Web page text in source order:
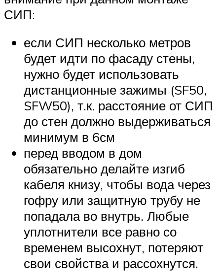
СИП:
если СИП несколько метров
будет идти по фасаду стены,
нужно будет использовать
дистанционные зажимы (SF50,
SFW50), т.к. расстояние от СИП
до стен должно выдерживаться
минимум в 6см
перед вводом в дом
обязательно делайте изгиб
кабеля книзу, чтобы вода через
гофру или защитную трубу не
попадала во внутрь. Любые
уплотнители все равно со
временем высохнут, потеряют
свои свойства и рассохнутся.